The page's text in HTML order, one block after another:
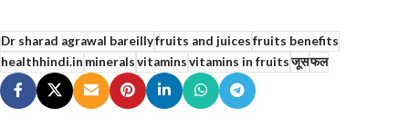
Dr sharad agrawal bareillyfruits and juicesfruits benefits
healthhindi.inmineralsvitaminsvitamins in fruitsजूसफल